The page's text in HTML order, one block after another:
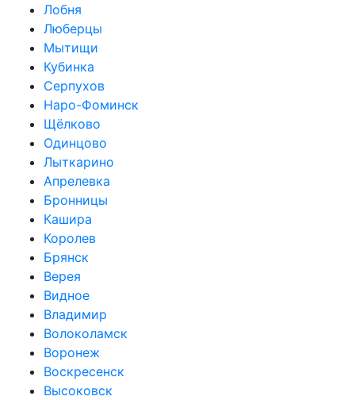
Лобня
Люберцы
Мытищи
Кубинка
Серпухов
Наро-Фоминск
Щёлково
Одинцово
Лыткарино
Апрелевка
Бронницы
Кашира
Королев
Брянск
Верея
Видное
Владимир
Волоколамск
Воронеж
Воскресенск
Высоковск